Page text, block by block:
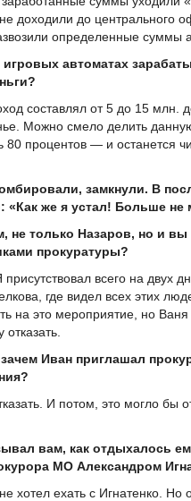
доходили до центрального
определенные суммы
автоматах
составлял от 5 до 15 млн.
Можно смело делить
80 процентов — и останется
замкнули. В
«Как же я устал! Больше не
не только Назаров, но и
прокуратуры?
всего на двух
где видел всех этих
на это мероприятие, но Ваня
Иван приглашал
И потом, это могло бы
вам, как отдыхалось
МО Александром
хотел ехать с Игнатенко. Но